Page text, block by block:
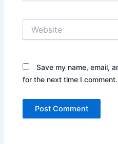
Save my name, email,
for the next time I comment.